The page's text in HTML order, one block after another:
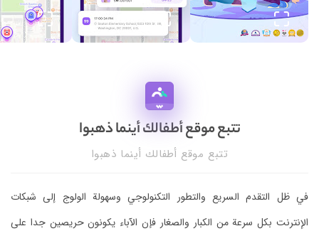
تتبع موقع أطفالك أينما ذهبوا
تتبع موقع أطفالك أينما ذهبوا
في ظل التقدم السريع والتطور التكنولوجي وسهولة الولوج إلى شبكات
الإنترنت بكل سرعة من الكبار والصغار فإن الآباء يكونون حريصين جدا على